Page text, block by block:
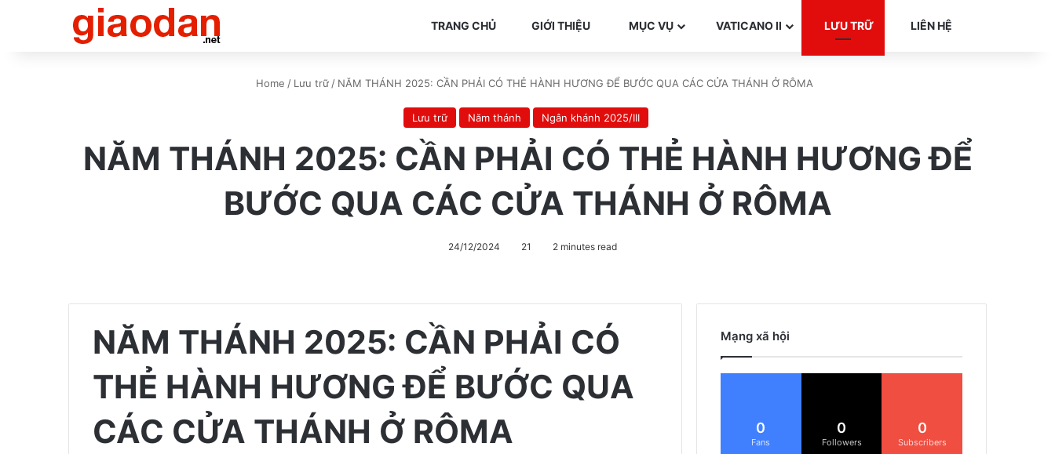
TRANG CHỦ GIỚI THIỆU MỤC VỤ VATICANO II LƯU TRỮ LIÊN HỆ
Home / Lưu trữ / NĂM THÁNH 2025: CẦN PHẢI CÓ THẺ HÀNH HƯƠNG ĐỂ BƯỚC QUA CÁC CỬA THÁNH Ở RÔMA
Lưu trữ Năm thánh Ngân khánh 2025/III
NĂM THÁNH 2025: CẦN PHẢI CÓ THẺ HÀNH HƯƠNG ĐỂ
BƯỚC QUA CÁC CỬA THÁNH Ở RÔMA
24/12/2024 21 2 minutes read
NĂM THÁNH 2025: CẦN PHẢI CÓ
THẺ HÀNH HƯƠNG ĐỂ BƯỚC QUA
CÁC CỬA THÁNH Ở RÔMA
Mạng xã hội
0
Fans
0
Followers
0
Subscribers